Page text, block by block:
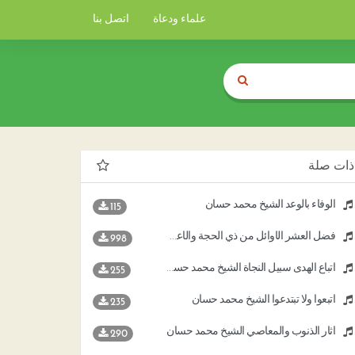
علماء ودعاة اتصل بنا
ذات صلة
الوفاء بالوعد الشيخ محمد حسان 115
فضل العشر الأوائل من ذي الحجة والأعمال المستحبة فيها الشيخ د محمد حسان 998
اتباع الهدى سبيل النجاة الشيخ محمد حسان 255
اتبعوا ولا تبتدعوا الشيخ محمد حسان 235
آثار الذنوب والمعاصي الشيخ محمد حسان 290